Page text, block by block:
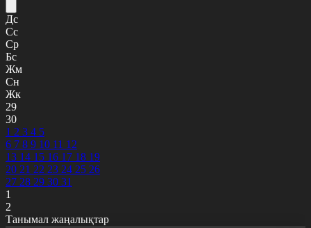
Дс
Сс
Ср
Бс
Жм
Сн
Жк
29
30
1 2 3 4 5
6 7 8 9 10 11 12
13 14 15 16 17 18 19
20 21 22 23 24 25 26
27 28 29 30 31
1
2
Танымал жаңалықтар